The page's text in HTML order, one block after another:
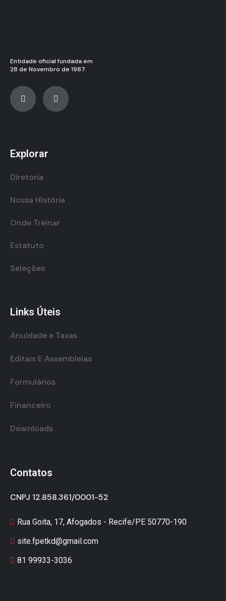
Entidade oficial fundada em
28 de Novembro de 1987.
Explorar
Diretoria
Nossa História
Onde Treinar
Estatuto
Seleções
Links Úteis
Anuidade e Taxas
Editais E Assembleias
Formulários
Financeiro
Downloads
Contatos
CNPJ 12.858.361/0001-52
Rua Goita, 17, Afogados - Recife/PE 50770-190
site.fpetkd@gmail.com
81 99933-3036